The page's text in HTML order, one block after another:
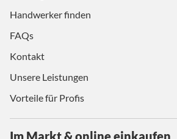
Handwerker finden
FAQs
Kontakt
Unsere Leistungen
Vorteile für Profis
Im Markt & online einkaufen